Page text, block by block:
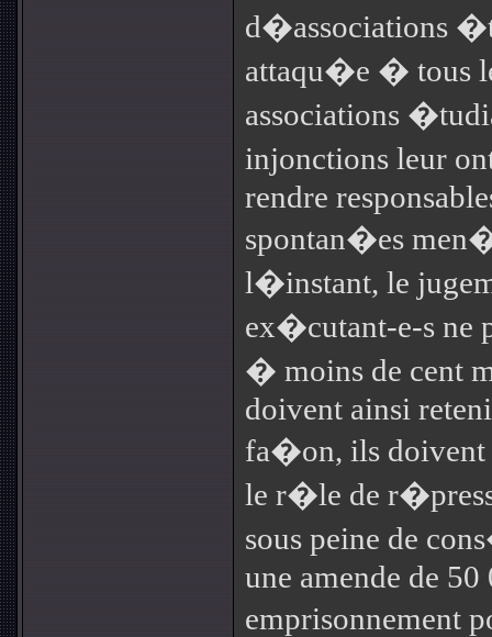
d�associations
attaqu�e � tous
associations
injonctions leur
rendre
spontan�es
l�instant, le
ex�cutant-e-s ne
� moins de cent
doivent ainsi
fa�on, ils doivent
le r�le de
sous peine de
une amende de 50
emprisonnement